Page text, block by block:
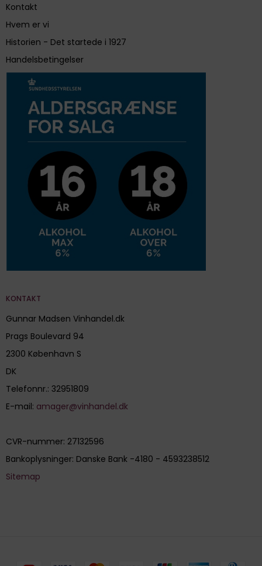
Kontakt
Hvem er vi
Historien - Det startede i 1927
Handelsbetingelser
KONTAKT
Gunnar Madsen Vinhandel.dk
Prags Boulevard 94
2300 København S
DK
Telefonnr.: 32951809
E-mail: amager@vinhandel.dk
CVR-nummer: 27132596
Bankoplysninger: Danske Bank -4180 - 4593238512
Sitemap